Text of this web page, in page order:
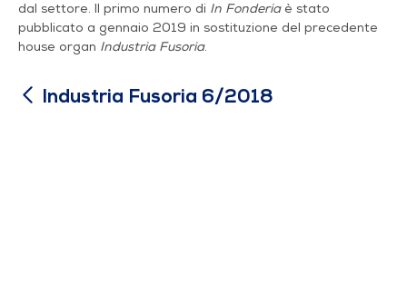
dal settore. Il primo numero di In Fonderiaè stato
pubblicato a gennaio 2019 in sostituzione del precedente
house organ Industria Fusoria.
Industria Fusoria 6/2018